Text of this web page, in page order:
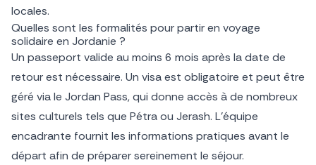
locales.
Quelles sont les formalités pour partir en voyage
solidaire en Jordanie ?
Un passeport valide au moins 6 mois après la date de
retour est nécessaire. Un visa est obligatoire et peut être
géré via le Jordan Pass, qui donne accès à de nombreux
sites culturels tels que Pétra ou Jerash. L’équipe
encadrante fournit les informations pratiques avant le
départ afin de préparer sereinement le séjour.